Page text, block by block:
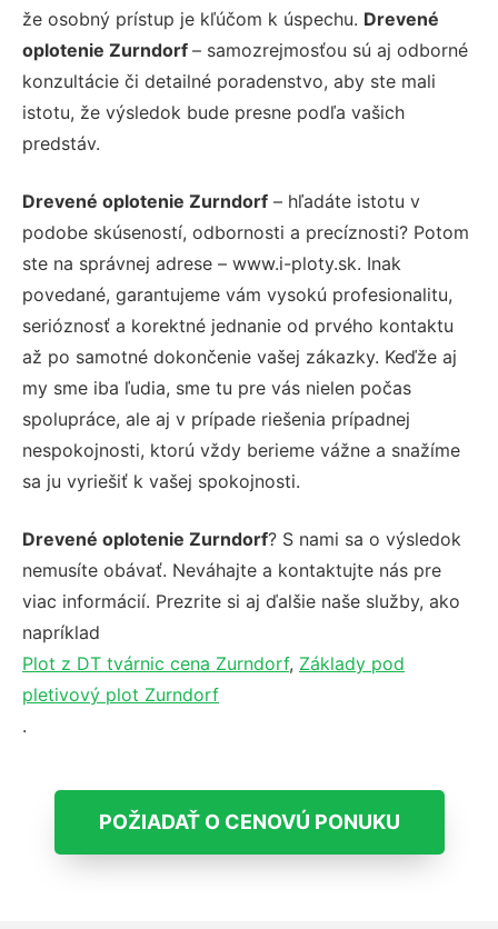
že osobný prístup je kľúčom k úspechu. Drevené
oplotenie Zurndorf – samozrejmosťou sú aj odborné
konzultácie či detailné poradenstvo, aby ste mali
istotu, že výsledok bude presne podľa vašich
predstáv.
Drevené oplotenie Zurndorf – hľadáte istotu v
podobe skúseností, odbornosti a precíznosti? Potom
ste na správnej adrese – www.i-ploty.sk. Inak
povedané, garantujeme vám vysokú profesionalitu,
serióznosť a korektné jednanie od prvého kontaktu
až po samotné dokončenie vašej zákazky. Keďže aj
my sme iba ľudia, sme tu pre vás nielen počas
spolupráce, ale aj v prípade riešenia prípadnej
nespokojnosti, ktorú vždy berieme vážne a snažíme
sa ju vyriešiť k vašej spokojnosti.
Drevené oplotenie Zurndorf? S nami sa o výsledok
nemusíte obávať. Neváhajte a kontaktujte nás pre
viac informácií. Prezrite si aj ďalšie naše služby, ako
napríklad
Plot z DT tvárnic cena Zurndorf, Základy pod
pletivový plot Zurndorf
.
POŽIADAŤ O CENOVÚ PONUKU